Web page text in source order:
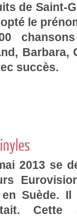
de Saint-
le
Barbara,
succès.
2013 se
Suède. Il
Cette